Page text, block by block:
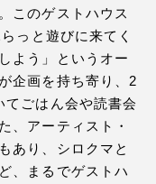
このゲストハウス
っと遊びに来てく
よう」というオー
企画を持ち寄り、2
ごはん会や読書会
、アーティスト・
あり、シロクマと
、まるでゲストハ